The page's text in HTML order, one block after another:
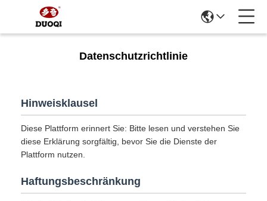
Datenschutzrichtlinie
Hinweisklausel
Diese Plattform erinnert Sie: Bitte lesen und verstehen Sie
diese Erklärung sorgfältig, bevor Sie die Dienste der
Plattform nutzen.
Haftungsbeschränkung